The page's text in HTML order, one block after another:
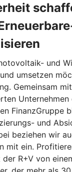
und
umsetzen
Gemeinsam
Unternehmen
FinanzGruppe
und
beziehen wir
mit ein.
R+V von